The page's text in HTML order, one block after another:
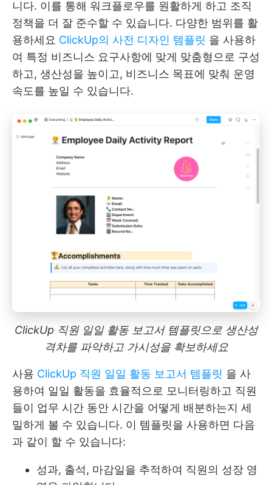
니다. 이를 통해 워크플로우를 원활하게 하고 조직
정책을 더 잘 준수할 수 있습니다. 다양한 범위를 활
용하세요 ClickUp의 사전 디자인 템플릿 을 사용하
여 특정 비즈니스 요구사항에 맞게 맞춤형으로 구성
하고, 생산성을 높이고, 비즈니스 목표에 맞춰 운영
속도를 높일 수 있습니다.
ClickUp 직원 일일 활동 보고서 템플릿으로 생산성
격차를 파악하고 가시성을 확보하세요
사용 ClickUp 직원 일일 활동 보고서 템플릿 을 사
용하여 일일 활동을 효율적으로 모니터링하고 직원
들이 업무 시간 동안 시간을 어떻게 배분하는지 세
밀하게 볼 수 있습니다. 이 템플릿을 사용하면 다음
과 같이 할 수 있습니다:
성과, 출석, 마감일을 추적하여 직원의 성장 영